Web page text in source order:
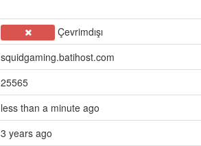
Çevrimdışı
squidgaming.batihost.com
25565
less than a minute ago
3 years ago